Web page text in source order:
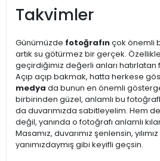
Takvimler
Günümüzde fotoğrafınçok önemli
artık su götürmez bir gerçek.
geçirdiğimiz değerli anları
Açıp açıp bakmak, hatta herkese
medya da bunun en önemli
birbirinden güzel, anlamlı bu
da duvarımızda sabitleyelim. Hem
değil, yanında o fotoğrafı anlamlı
Masamız, duvarımız şenlensin,
yanımızdaymış gibi keyifli geçsin.